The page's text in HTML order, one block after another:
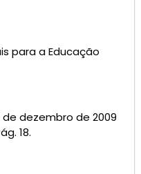
para a Educação
de dezembro de 2009
18.